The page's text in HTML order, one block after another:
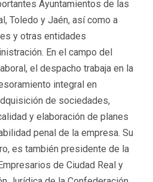
Ayuntamientos de las
Toledo y Jaén, así como a
y otras entidades
En el campo del
el despacho trabaja en la
integral en
de sociedades,
y elaboración de planes
penal de la empresa. Su
es también presidente de la
de Ciudad Real y